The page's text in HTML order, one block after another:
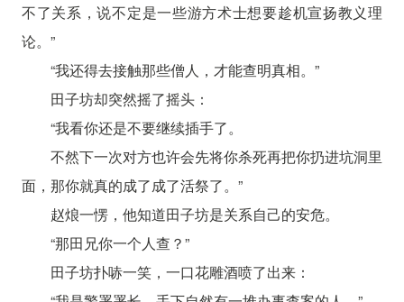
不了关系，说不定是一些游方术士想要趁机宣扬教义理
论。”
“我还得去接触那些僧人，才能查明真相。”
田子坊却突然摇了摇头：
“我看你还是不要继续插手了。
不然下一次对方也许会先将你杀死再把你扔进坑洞里
面，那你就真的成了成了活祭了。”
赵烺一愣，他知道田子坊是关系自己的安危。
“那田兄你一个人查？”
田子坊扑哧一笑，一口花雕酒喷了出来：